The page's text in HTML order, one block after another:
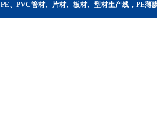
PE、PVC管材、片材、板材、型材生产线，PE薄